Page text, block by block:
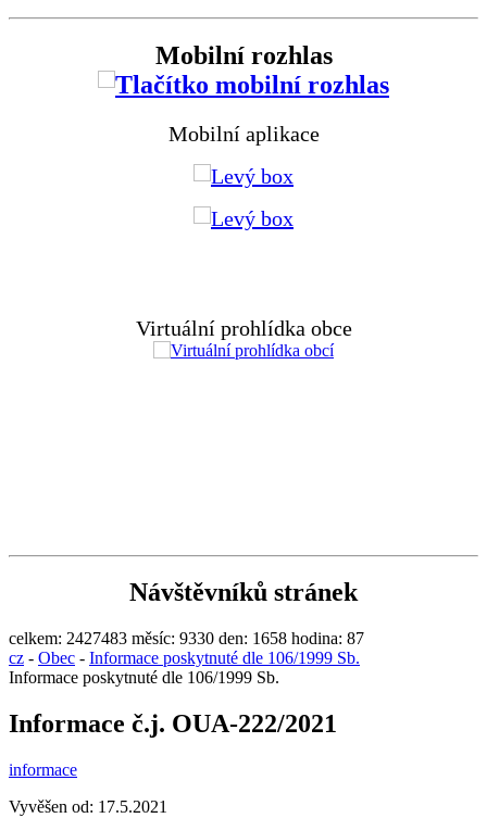
Mobilní rozhlas
Mobilní aplikace
Virtuální prohlídka obce
Návštěvníků stránek
celkem: 2427483 měsíc: 9330 den: 1658 hodina: 87
cz - Obec - Informace poskytnuté dle 106/1999 Sb.
Informace poskytnuté dle 106/1999 Sb.
Informace č.j. OUA-222/2021
informace
Vyvěšen od: 17.5.2021